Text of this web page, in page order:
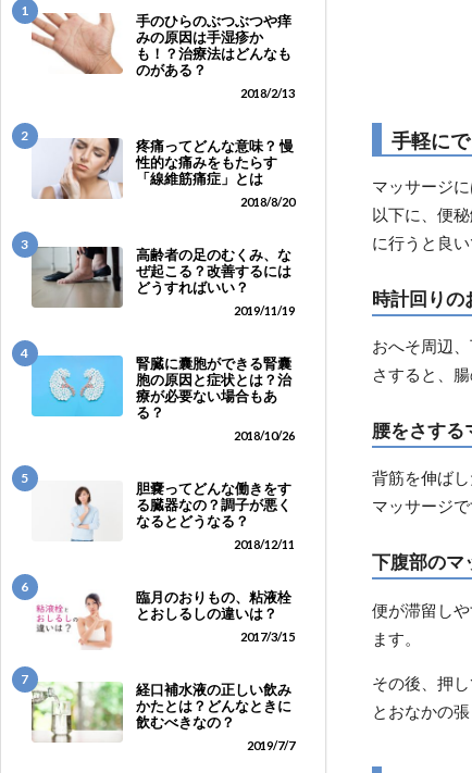
1
手のひらのぶつぶつや痒
みの原因は手湿疹か
も！？治療法はどんなも
のがある？
2018/2/13
2
疼痛ってどんな意味？ 慢
性的な痛みをもたらす
「線維筋痛症」とは
2018/8/20
3
高齢者の足のむくみ、な
ぜ起こる？改善するには
どうすればいい？
2019/11/19
4
腎臓に囊胞ができる腎囊
胞の原因と症状とは？治
療が必要ない場合もあ
る？
2018/10/26
5
胆嚢ってどんな働きをす
る臓器なの？調子が悪く
なるとどうなる？
2018/12/11
6
臨月のおりもの、粘液栓
とおしるしの違いは？
2017/3/15
7
経口補水液の正しい飲み
かたとは？どんなときに
飲むべきなの？
2019/7/7
手軽に
マッサージ
以下に、便
に行うと良い
時計回りの
おへそ周辺
さすると、
腰をさする
背筋を伸ば
マッサージ
下腹部のマ
便が滞留し
ます。
その後、押
とおなかの